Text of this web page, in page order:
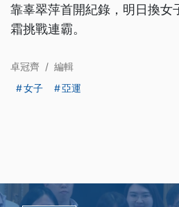
靠辜翠萍首開紀錄，明日換女
霜挑戰連霸。
卓冠齊 / 編輯
女子
亞運